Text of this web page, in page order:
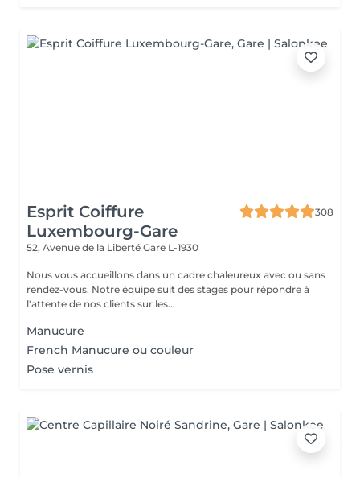
Esprit Coiffure
Luxembourg-Gare
308
52, Avenue de la Liberté Gare L-1930
Nous vous accueillons dans un cadre chaleureux avec ou sans
rendez-vous. Notre équipe suit des stages pour répondre à
l'attente de nos clients sur les...
Manucure
French Manucure ou couleur
Pose vernis